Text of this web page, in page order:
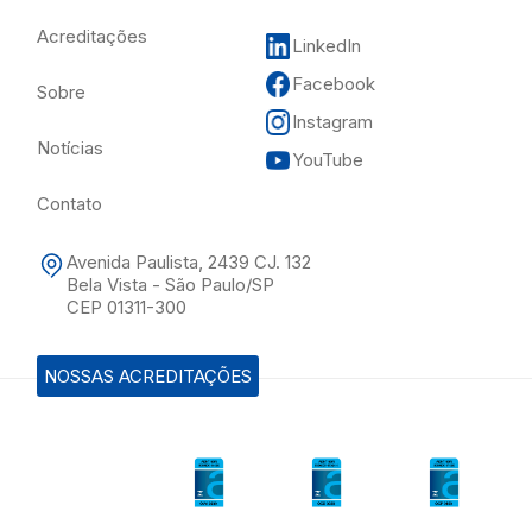
Acreditações
Sobre
Notícias
Contato
Avenida Paulista, 2439 CJ. 132
Bela Vista - São Paulo/SP
CEP 01311-300
LinkedIn
Facebook
Instagram
YouTube
NOSSAS ACREDITAÇÕES